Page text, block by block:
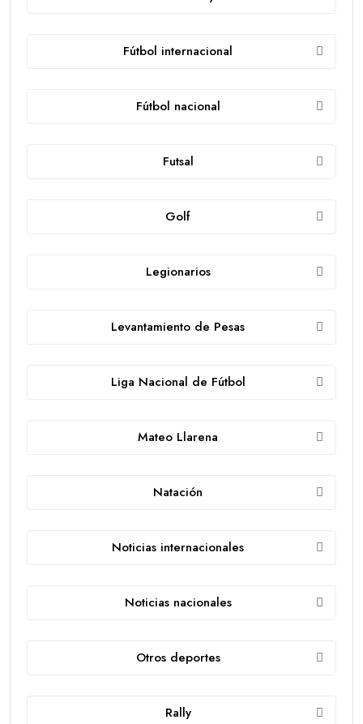
Fútbol internacional
Fútbol nacional
Futsal
Golf
Legionarios
Levantamiento de Pesas
Liga Nacional de Fútbol
Mateo Llarena
Natación
Noticias internacionales
Noticias nacionales
Otros deportes
Rally